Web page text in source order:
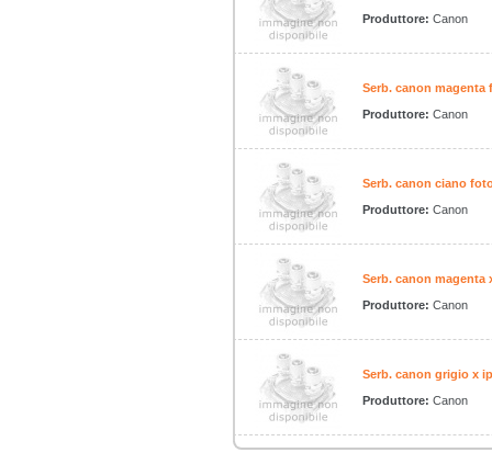
Produttore: Canon
Serb. canon magenta
Produttore: Canon
Serb. canon ciano
Produttore: Canon
Serb. canon magenta
Produttore: Canon
Serb. canon grigio x
Produttore: Canon